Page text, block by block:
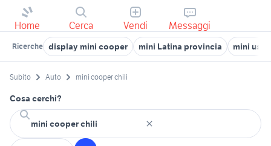
Home Cerca Vendi Messaggi
Ricerche display mini cooper mini Latina provincia mini
Subito Auto mini cooper chili
Cosa cerchi?